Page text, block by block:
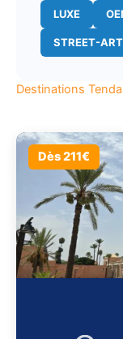
LUXE
STREET-ART
Destinations
Dès 211€